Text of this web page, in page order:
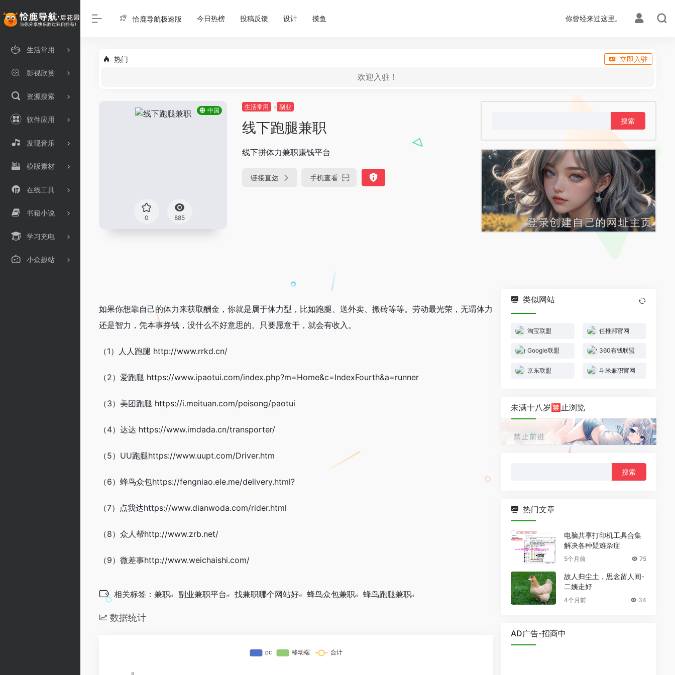
生活常用
影视欣赏
资源搜索
软件应用
发现音乐
模版素材
在线工具
书籍小说
学习充电
小众趣站
恰鹿导航极速版 今日热榜 投稿反馈 设计 摸鱼 你曾经来过这里。
热门 立即入驻
欢迎入驻！
中国
0 885
生活常用 副业
线下跑腿兼职
线下拼体力兼职赚钱平台
链接直达 手机查看
如果你想靠自己的体力来获取酬金，你就是属于体力型，比如跑腿、送外卖、搬砖等等。劳动最光荣，无谓体力
还是智力，凭本事挣钱，没什么不好意思的。只要愿意干，就会有收入。
（1）人人跑腿 http://www.rrkd.cn/
（2）爱跑腿 https://www.ipaotui.com/index.php?m=Home&c=IndexFourth&a=runner
（3）美团跑腿 https://i.meituan.com/peisong/paotui
（4）达达 https://www.imdada.cn/transporter/
（5）UU跑腿https://www.uupt.com/Driver.htm
（6）蜂鸟众包https://fengniao.ele.me/delivery.html?
（7）点我达https://www.dianwoda.com/rider.html
（8）众人帮http://www.zrb.net/
（9）微差事http://www.weichaishi.com/
相关标签： 兼职 副业兼职平台 找兼职哪个网站好 蜂鸟众包兼职 蜂鸟跑腿兼职
数据统计
类似网站
淘宝联盟 任推邦官网
Google联盟 360有钱联盟
京东联盟 斗米兼职官网
未满十八岁🈲止浏览
热门文章
电脑共享打印机工具合集
解决各种疑难杂症
5个月前 75
故人归尘土，思念留人间-
二姨走好
4个月前 34
AD广告-招商中